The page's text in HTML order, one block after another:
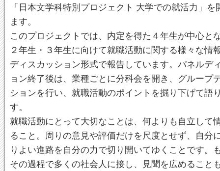
「日本文学科特別プロジェクト 大学での就活力」を
ます。
このプロジェクトでは、内定を得た４年生が中心と
２年生・３年生に向けて就職活動に関する様々な情
ディスカッション形式で報告しています。パネルデ
ョン終了後は、業種ごとに分科会を開き、グループ
ションを行い、就職活動のポイントを掘り下げて語
す。
就職活動にとって大切なことは、何よりも自立して
ること。周りの意見や評価だけを尺度とせず、自分
りよい進路を自分の力で切り開いてゆくことです。
その過程で多くの社会人に接し、見聞を広めること